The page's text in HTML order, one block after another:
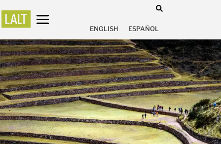
ENGLISH ESPAÑOL